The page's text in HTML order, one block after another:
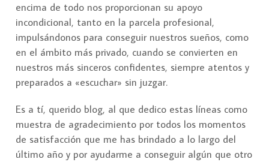
encima de todo nos proporcionan su apoyo
incondicional, tanto en la parcela profesional,
impulsándonos para conseguir nuestros sueños, como
en el ámbito más privado, cuando se convierten en
nuestros más sinceros confidentes, siempre atentos y
preparados a «escuchar» sin juzgar.
Es a tí, querido blog, al que dedico estas líneas como
muestra de agradecimiento por todos los momentos
de satisfacción que me has brindado a lo largo del
último año y por ayudarme a conseguir algún que otro